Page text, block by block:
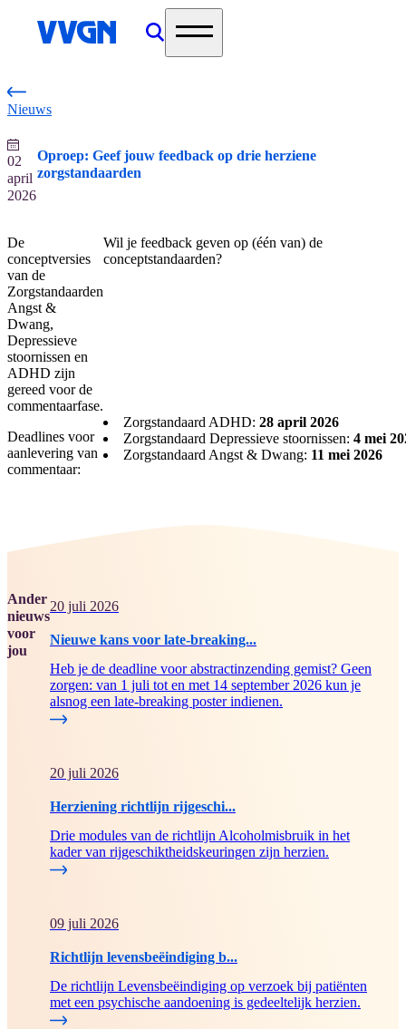
home
Nieuws
02
april
2026
Oproep: Geef jouw feedback op drie herziene
zorgstandaarden
De
conceptversies
van de
Zorgstandaarden
Angst &
Dwang,
Depressieve
stoornissen en
ADHD zijn
gereed voor de
commentaarfase.
Wil je feedback geven op (één van) de
conceptstandaarden?
Deadlines voor
aanlevering van
commentaar:
Zorgstandaard ADHD: 28 april 2026
Zorgstandaard Depressieve stoornissen: 4 mei
Zorgstandaard Angst & Dwang: 11 mei 2026
Ander
nieuws
voor
jou
20 juli 2026
Nieuwe kans voor late-breaking...
Heb je de deadline voor abstractinzending gemist? Geen
zorgen: van 1 juli tot en met 14 september 2026 kun je
alsnog een late-breaking poster indienen.
20 juli 2026
Herziening richtlijn rijgeschi...
Drie modules van de richtlijn Alcoholmisbruik in het
kader van rijgeschiktheidskeuringen zijn herzien.
09 juli 2026
Richtlijn levensbeëindiging b...
De richtlijn Levensbeëindiging op verzoek bij patiënten
met een psychische aandoening is gedeeltelijk herzien.